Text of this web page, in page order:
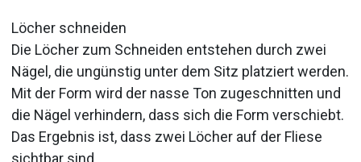
Löcher schneiden
Die Löcher zum Schneiden entstehen durch zwei
Nägel, die ungünstig unter dem Sitz platziert werden.
Mit der Form wird der nasse Ton zugeschnitten und
die Nägel verhindern, dass sich die Form verschiebt.
Das Ergebnis ist, dass zwei Löcher auf der Fliese